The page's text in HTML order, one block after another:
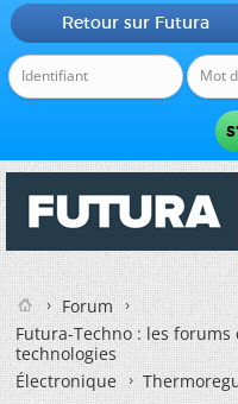
Retour sur Futura
Forum
Futura-Techno : les
technologies
Électronique